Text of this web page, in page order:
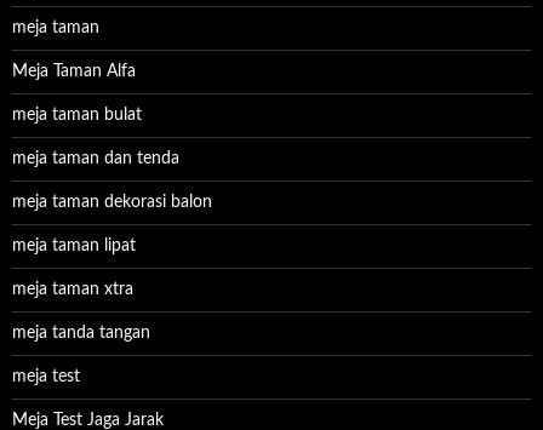
meja taman
Meja Taman Alfa
meja taman bulat
meja taman dan tenda
meja taman dekorasi balon
meja taman lipat
meja taman xtra
meja tanda tangan
meja test
Meja Test Jaga Jarak